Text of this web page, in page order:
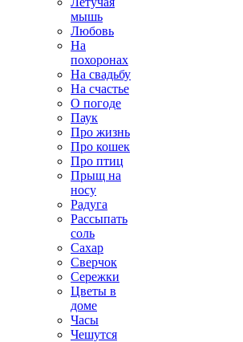
мышь
Любовь
На
похоронах
На свадьбу
На счастье
О погоде
Паук
Про жизнь
Про кошек
Про птиц
Прыщ на
носу
Радуга
Рассыпать
соль
Сахар
Сверчок
Сережки
Цветы в
доме
Часы
Чешутся